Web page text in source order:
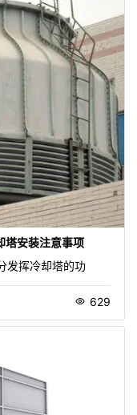
塔安装注意事项
发挥冷却塔的功
629